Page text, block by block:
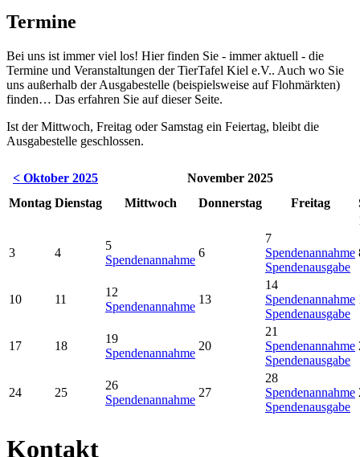
Termine
Bei uns ist immer viel los! Hier finden Sie - immer aktuell - die
Termine und Veranstaltungen der TierTafel Kiel e.V.. Auch wo Sie
uns außerhalb der Ausgabestelle (beispielsweise auf Flohmärkten)
finden… Das erfahren Sie auf dieser Seite.
Ist der Mittwoch, Freitag oder Samstag ein Feiertag, bleibt die
Ausgabestelle geschlossen.
< Oktober 2025
November 2025
Montag Dienstag Mittwoch Donnerstag Freitag
3 4
5
Spendenannahme
6
7
Spendenannahme
Spendenausgabe
10 11
12
Spendenannahme
13
14
Spendenannahme
Spendenausgabe
17 18
19
Spendenannahme
20
21
Spendenannahme
Spendenausgabe
24 25
26
Spendenannahme
27
28
Spendenannahme
Spendenausgabe
Kontakt